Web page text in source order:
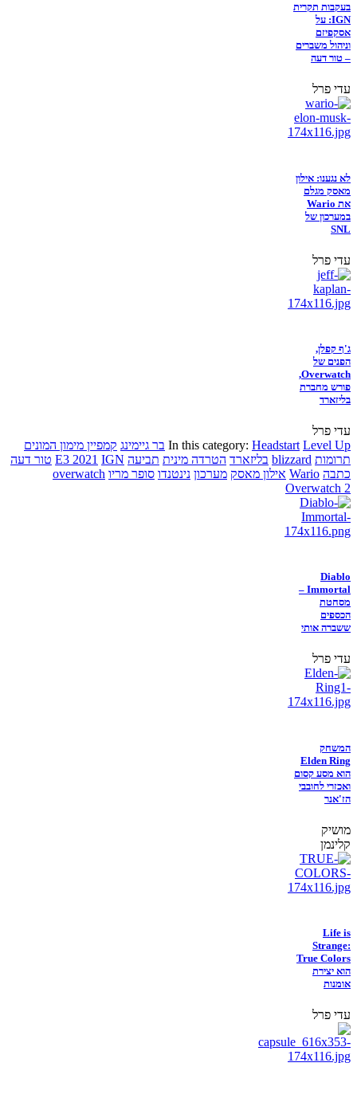
בעקבות תקרית
IGN: על
אסקפיזם
וניהול משברים
– טור דעה
עדי פרל
לא נגענו: אילון
מאסק מגלם
את Wario
במערכון של
SNL
עדי פרל
ג'ף קפלן,
הפנים של
Overwatch,
פורש מחברת
בליזארד
עדי פרל
In this category: Headstart Level Up בר גיימינג קמפיין מימון המונים
תרומות blizzard בליזארד הטרדה מינית תביעה E3 2021 IGN
טור דעה
כתבה Wario אילון מאסק מערכון נינטנדו סופר מריו overwatch
Overwatch 2
Diablo
Immortal –
מסחטת
הכספים
ששברה אותי
עדי פרל
המשחק
Elden Ring
הוא מסע קסום
ואכזרי לחובבי
הז'אנר
מושיק
קלינמן
Life is
Strange:
True Colors
הוא יצירת
אומנות
עדי פרל